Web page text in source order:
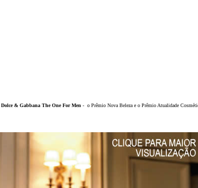
Dolce & Gabbana The One For Men- o Prêmio Nova Beleza e o Prêmio Atualidade